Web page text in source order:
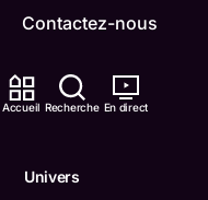
Accueil Recherche En direct
Univers
Contactez-nous
ONFR
Boukili